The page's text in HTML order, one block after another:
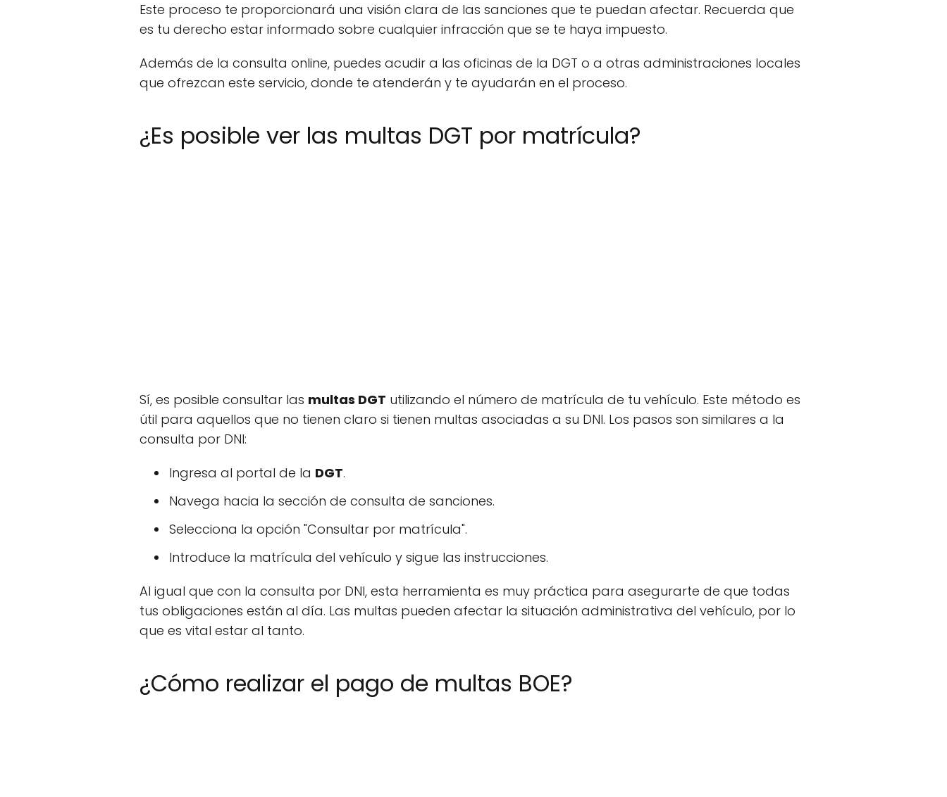
Este proceso te proporcionará una visión clara de las sanciones que te puedan afectar. Recuerda que
es tu derecho estar informado sobre cualquier infracción que se te haya impuesto.
Además de la consulta online, puedes acudir a las oficinas de la DGT o a otras administraciones locales
que ofrezcan este servicio, donde te atenderán y te ayudarán en el proceso.
¿Es posible ver las multas DGT por matrícula?
Sí, es posible consultar las multas DGT utilizando el número de matrícula de tu vehículo. Este método es
útil para aquellos que no tienen claro si tienen multas asociadas a su DNI. Los pasos son similares a la
consulta por DNI:
Ingresa al portal de la DGT.
Navega hacia la sección de consulta de sanciones.
Selecciona la opción "Consultar por matrícula".
Introduce la matrícula del vehículo y sigue las instrucciones.
Al igual que con la consulta por DNI, esta herramienta es muy práctica para asegurarte de que todas
tus obligaciones están al día. Las multas pueden afectar la situación administrativa del vehículo, por lo
que es vital estar al tanto.
¿Cómo realizar el pago de multas BOE?